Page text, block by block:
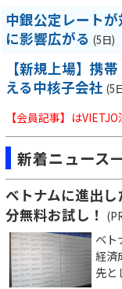
中銀公定レート
に影響広がる (5日)
【新規上場】携
える中核子会社 (5
【会員記事】は
新着ニュース
ベトナムに進出
分無料お試し！
ベト
経済
先と